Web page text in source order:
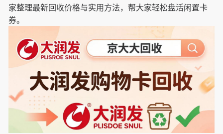
家整理最新回收价格与实用方法，帮大家轻松盘活闲置卡
券。